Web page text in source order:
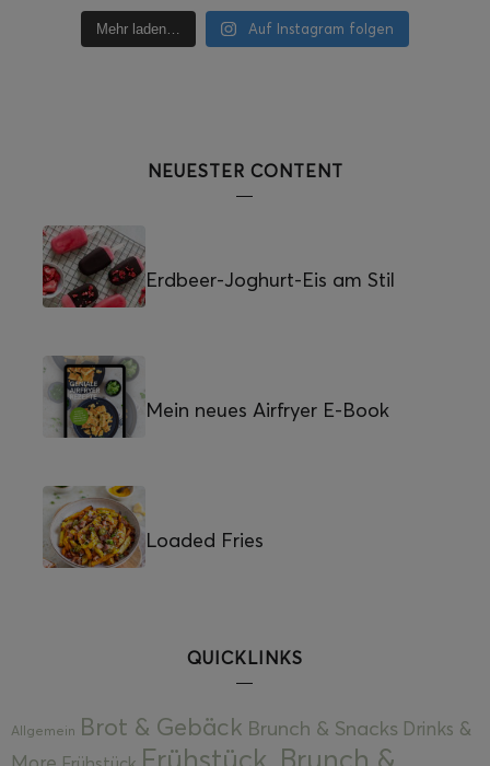
Mehr laden… Auf Instagram folgen
NEUESTER CONTENT
Erdbeer-Joghurt-Eis am Stil
Mein neues Airfryer E-Book
Loaded Fries
QUICKLINKS
Allgemein Brot & Gebäck Brunch & Snacks Drinks &